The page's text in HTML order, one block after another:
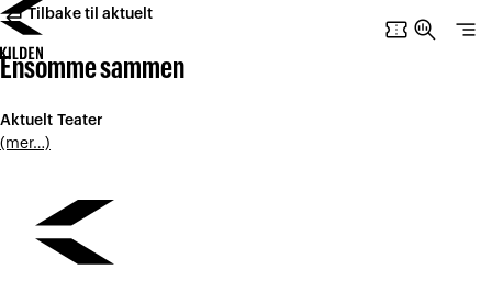
Hopp
til
innhold
Hopp
til
navigasjon
confirmation_number search_insights segment
subdirectory_arrow_leftTilbake til aktuelt
Ensomme sammen
Aktuelt Teater
(mer…)